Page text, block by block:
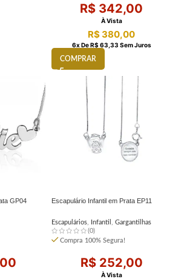
R$ 342,00
À Vista
R$380,00
6X DeR$ 63,33 Sem Juros
COMPRAR
GP04 Escapulário Infantil em Prata EP11
Escapulários, Infantil
Gargantilhas
(0)
Compra 100% Segura!
R$252,00
À Vista